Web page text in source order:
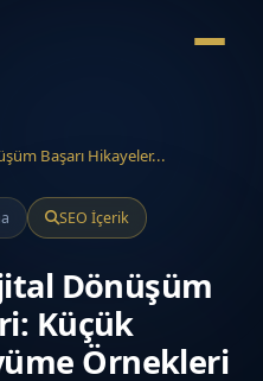
Başarı Hikayeler...
SEO İçerik
Dönüşüm
Küçük
Örnekleri